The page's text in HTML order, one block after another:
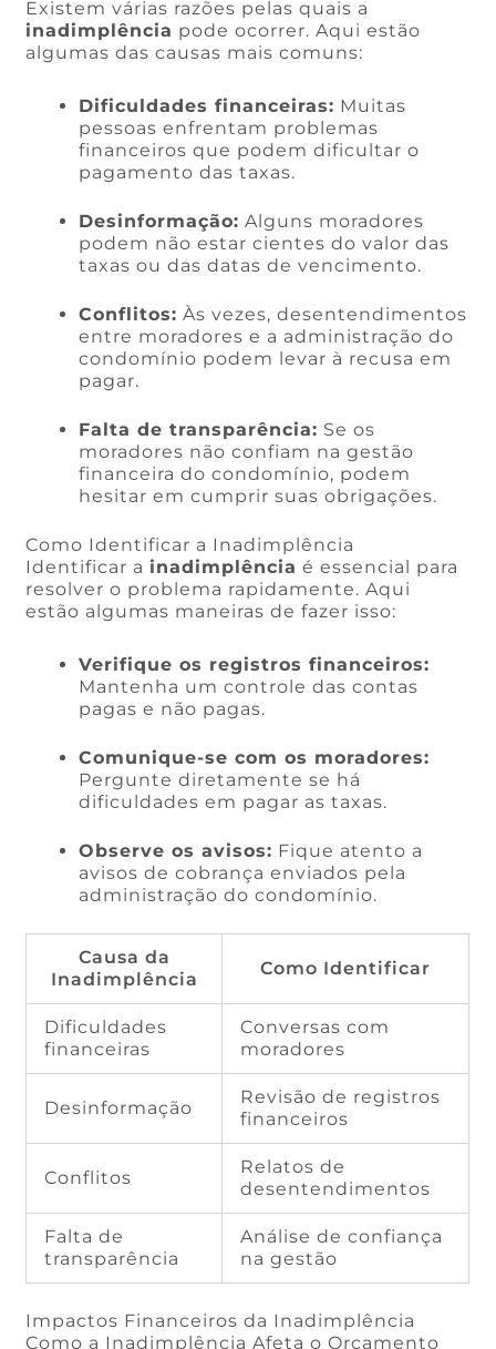
Existem várias razões pelas quais a
inadimplência pode ocorrer. Aqui estão
algumas das causas mais comuns:
Dificuldades financeiras: Muitas
pessoas enfrentam problemas
financeiros que podem dificultar o
pagamento das taxas.
Desinformação: Alguns moradores
podem não estar cientes do valor das
taxas ou das datas de vencimento.
Conflitos: Às vezes, desentendimentos
entre moradores e a administração do
condomínio podem levar à recusa em
pagar.
Falta de transparência: Se os
moradores não confiam na gestão
financeira do condomínio, podem
hesitar em cumprir suas obrigações.
Como Identificar a Inadimplência
Identificar a inadimplência é essencial para
resolver o problema rapidamente. Aqui
estão algumas maneiras de fazer isso:
Verifique os registros financeiros:
Mantenha um controle das contas
pagas e não pagas.
Comunique-se com os moradores:
Pergunte diretamente se há
dificuldades em pagar as taxas.
Observe os avisos: Fique atento a
avisos de cobrança enviados pela
administração do condomínio.
Causa da
Inadimplência
Como Identificar
Dificuldades
financeiras
Conversas com
moradores
Desinformação
Revisão de registros
financeiros
Conflitos
Relatos de
desentendimentos
Falta de
transparência
Análise de confiança
na gestão
Impactos Financeiros da Inadimplência
Como a Inadimplência Afeta o Orçamento